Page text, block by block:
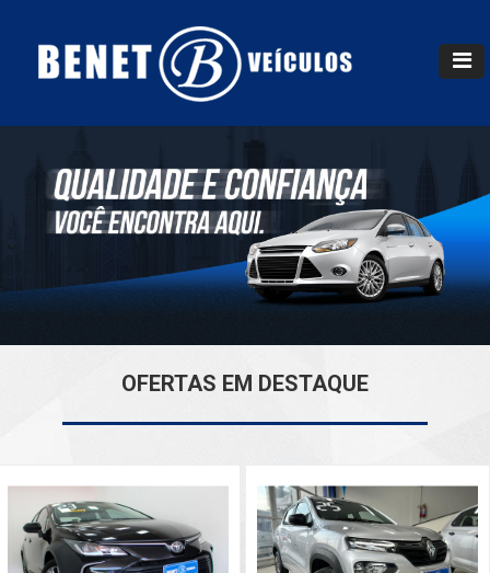
OFERTAS EM DESTAQUE